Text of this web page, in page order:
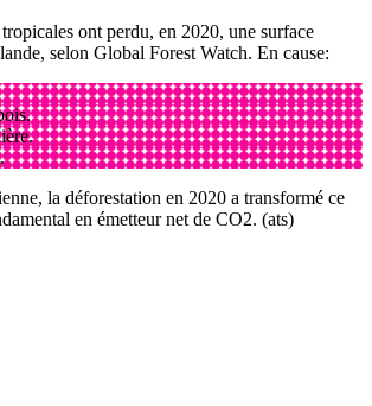
ont perdu, en 2020, une surface
selon Global Forest Watch. En cause:
la déforestation en 2020 a transformé ce
en émetteur net de CO2. (ats)